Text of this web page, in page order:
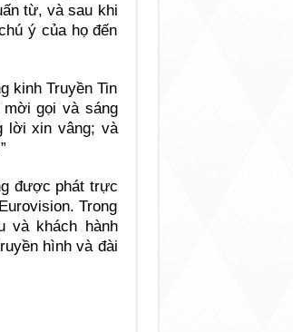
từ, và sau khi
ý của họ đến
kinh Truyền Tin
mời gọi và sáng
lời xin vâng; và
được phát trực
Trong
và khách hành
hình và đài